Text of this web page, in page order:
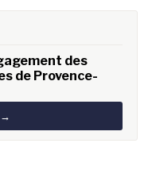
des
de Provence-
→